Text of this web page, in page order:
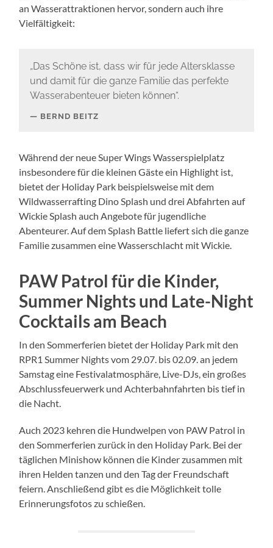
an Wasserattraktionen hervor, sondern auch ihre
Vielfältigkeit:
„Das Schöne ist, dass wir für jede Altersklasse
und damit für die ganze Familie das perfekte
Wasserabenteuer bieten können“.
BERND BEITZ
Während der neue Super Wings Wasserspielplatz
insbesondere für die kleinen Gäste ein Highlight ist,
bietet der Holiday Park beispielsweise mit dem
Wildwasserrafting Dino Splash und drei Abfahrten auf
Wickie Splash auch Angebote für jugendliche
Abenteurer. Auf dem Splash Battle liefert sich die ganze
Familie zusammen eine Wasserschlacht mit Wickie.
PAW Patrol für die Kinder,
Summer Nights und Late-Night
Cocktails am Beach
In den Sommerferien bietet der Holiday Park mit den
RPR1 Summer Nights vom 29.07. bis 02.09. an jedem
Samstag eine Festivalatmosphäre, Live-DJs, ein großes
Abschlussfeuerwerk und Achterbahnfahrten bis tief in
die Nacht.
Auch 2023 kehren die Hundwelpen von PAW Patrol in
den Sommerferien zurück in den Holiday Park. Bei der
täglichen Minishow können die Kinder zusammen mit
ihren Helden tanzen und den Tag der Freundschaft
feiern. Anschließend gibt es die Möglichkeit tolle
Erinnerungsfotos zu schießen.